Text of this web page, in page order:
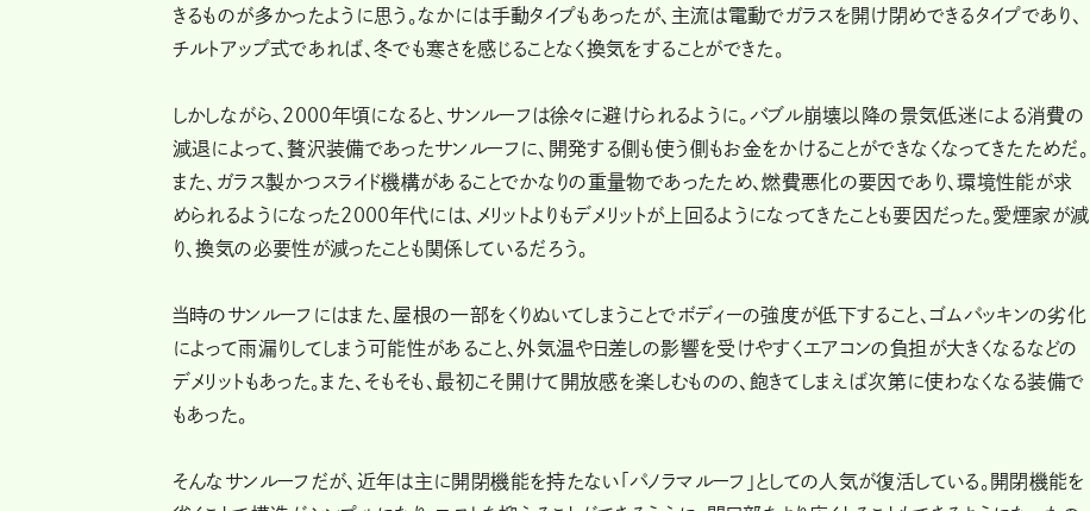
きるものが多かったように思う。なかには手動タイプもあったが、主流は電動でガラスを開け閉めできるタイプであり、
チルトアップ式であれば、冬でも寒さを感じることなく換気をすることができた。
しかしながら、2000年頃になると、サンルーフは徐々に避けられるように。バブル崩壊以降の景気低迷による消費の
減退によって、贅沢装備であったサンルーフに、開発する側も使う側もお金をかけることができなくなってきたためだ。
また、ガラス製かつスライド機構があることでかなりの重量物であったため、燃費悪化の要因であり、環境性能が求
められるようになった2000年代には、メリットよりもデメリットが上回るようになってきたことも要因だった。愛煙家が減
り、換気の必要性が減ったことも関係しているだろう。
当時のサンルーフにはまた、屋根の一部をくりぬいてしまうことでボディーの強度が低下すること、ゴムパッキンの劣化
によって雨漏りしてしまう可能性があること、外気温や日差しの影響を受けやすくエアコンの負担が大きくなるなどの
デメリットもあった。また、そもそも、最初こそ開けて開放感を楽しむものの、飽きてしまえば次第に使わなくなる装備で
もあった。
そんなサンルーフだが、近年は主に開閉機能を持たない「パノラマルーフ」としての人気が復活している。開閉機能を